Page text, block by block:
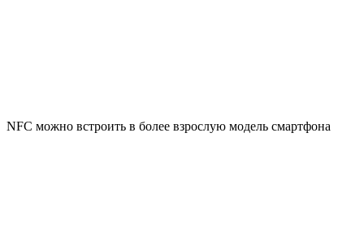
NFC можно встроить в более взрослую модель смартфона